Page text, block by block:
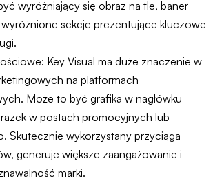
wyróżniający się obraz na tle, baner
sekcje prezentujące kluczowe
Key Visual ma duże znaczenie w
na platformach
Może to być grafika w nagłówku
w postach promocyjnych lub
Skutecznie wykorzystany przyciąga
generuje większe zaangażowanie i
marki.